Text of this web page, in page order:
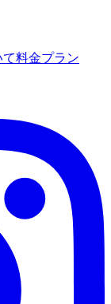
料金プラン